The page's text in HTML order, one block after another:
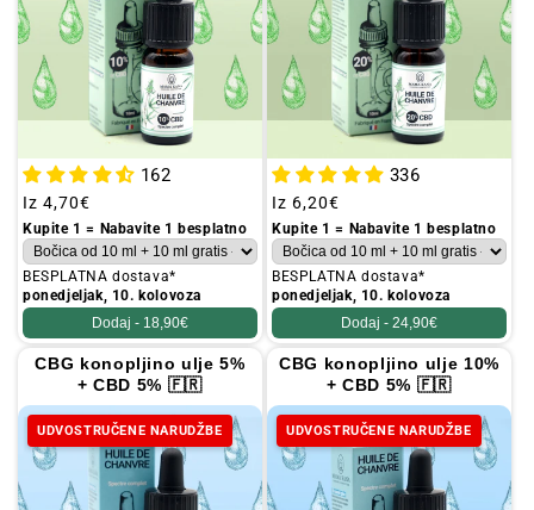
162
Redovna
cijena
Iz 4,70€
Kupite 1 = Nabavite 1 besplatno
BESPLATNA dostava*
ponedjeljak, 10. kolovoza
Dodaj - 18,90€
336
Redovna
cijena
Iz 6,20€
Kupite 1 = Nabavite 1 besplatno
BESPLATNA dostava*
ponedjeljak, 10. kolovoza
Dodaj - 24,90€
CBG konopljino ulje 5%
+ CBD 5% 🇫🇷
UDVOSTRUČENE NARUDŽBE
CBG konopljino ulje 10%
+ CBD 5% 🇫🇷
UDVOSTRUČENE NARUDŽBE